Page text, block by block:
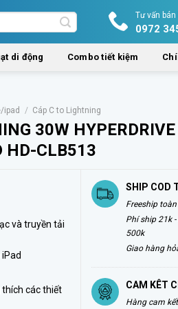
Tư vấn bán
0972
di động Combo tiết kiệm
ipad / Cáp C to Lightning
30W HYPERDRIVE
HD-CLB513
và truyền tải
thích các thiết
SHIP COD
Freeship
Phí ship 21k
500k
Giao hàng
CAM KÊT
Hàng cam